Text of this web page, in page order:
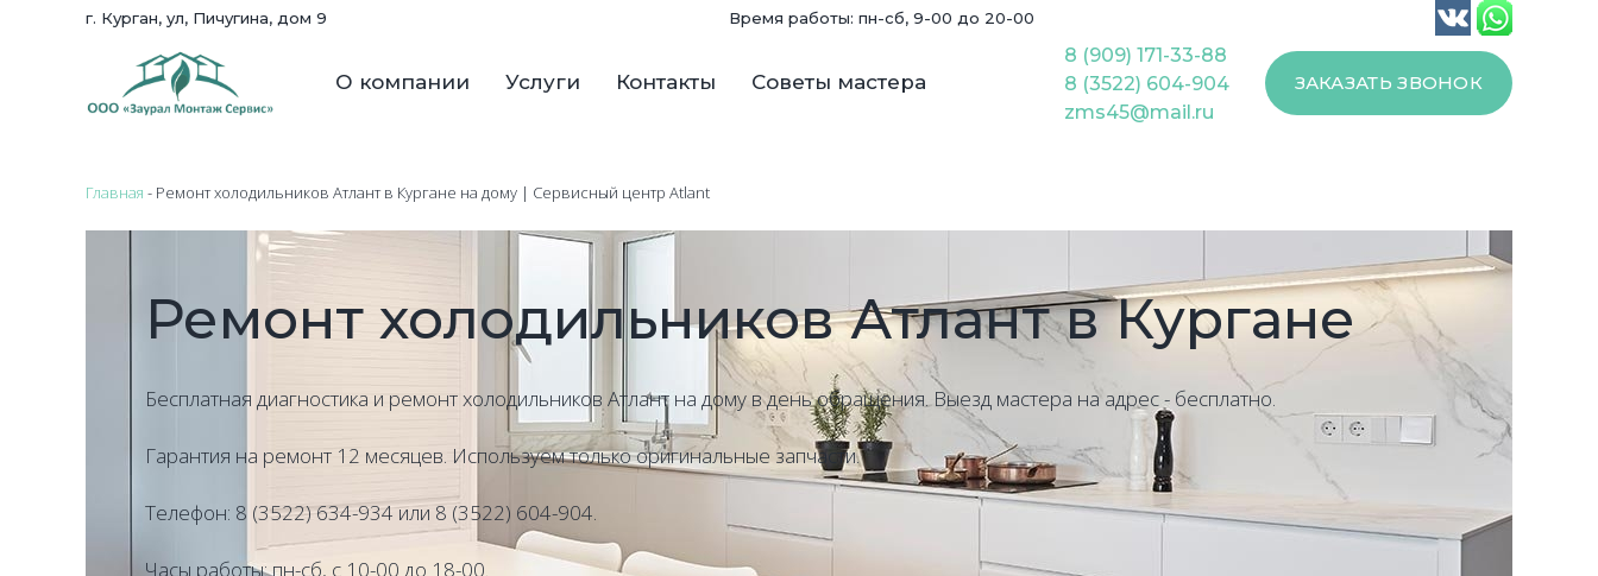
г. Курган, ул, Пичугина, дом 9 Время работы: пн-сб, 9-00 до 20-00
О компании Услуги Контакты Советы мастера
8 (909) 171-33-88
8 (3522) 604-904
zms45@mail.ru
ЗАКАЗАТЬ ЗВОНОК
Главная - Ремонт холодильников Атлант в Кургане на дому | Сервисный центр Atlant
Ремонт холодильников Атлант в Кургане
Бесплатная диагностика и ремонт холодильников Атлант на дому в день обращения. Выезд мастера на адрес - бесплатно.
Гарантия на ремонт 12 месяцев. Используем только оригинальные запчасти.
Телефон: 8 (3522) 634-934 или 8 (3522) 604-904.
Часы работы: пн-сб, с 10-00 до 18-00.